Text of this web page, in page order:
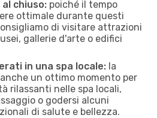
chiuso: poiché il tempo
ottimale durante questi
di visitare attrazioni
gallerie d'arte o edifici
in una spa locale: la
un ottimo momento per
rilassanti nelle spa locali,
o godersi alcuni
di salute e bellezza.